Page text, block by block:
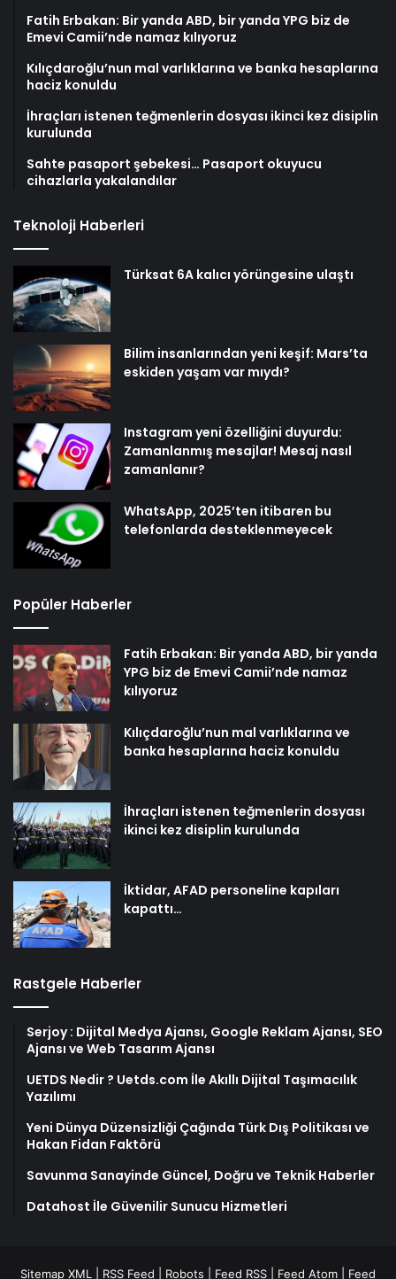
Fatih Erbakan: Bir yanda ABD, bir yanda YPG biz de
Emevi Camii’nde namaz kılıyoruz
Kılıçdaroğlu’nun mal varlıklarına ve banka hesaplarına
haciz konuldu
İhraçları istenen teğmenlerin dosyası ikinci kez disiplin
kurulunda
Sahte pasaport şebekesi… Pasaport okuyucu
cihazlarla yakalandılar
Teknoloji Haberleri
Türksat 6A kalıcı yörüngesine ulaştı
Bilim insanlarından yeni keşif: Mars’ta
eskiden yaşam var mıydı?
Instagram yeni özelliğini duyurdu:
Zamanlanmış mesajlar! Mesaj nasıl
zamanlanır?
WhatsApp, 2025’ten itibaren bu
telefonlarda desteklenmeyecek
Popüler Haberler
Fatih Erbakan: Bir yanda ABD, bir yanda
YPG biz de Emevi Camii’nde namaz
kılıyoruz
Kılıçdaroğlu’nun mal varlıklarına ve
banka hesaplarına haciz konuldu
İhraçları istenen teğmenlerin dosyası
ikinci kez disiplin kurulunda
İktidar, AFAD personeline kapıları
kapattı…
Rastgele Haberler
Serjoy : Dijital Medya Ajansı, Google Reklam Ajansı, SEO
Ajansı ve Web Tasarım Ajansı
UETDS Nedir ? Uetds.com İle Akıllı Dijital Taşımacılık
Yazılımı
Yeni Dünya Düzensizliği Çağında Türk Dış Politikası ve
Hakan Fidan Faktörü
Savunma Sanayinde Güncel, Doğru ve Teknik Haberler
Datahost İle Güvenilir Sunucu Hizmetleri
Sitemap XML RSS Feed Robots Feed RSS Feed Atom Feed